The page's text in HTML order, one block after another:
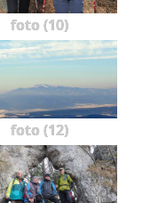
foto (10)
foto (12)